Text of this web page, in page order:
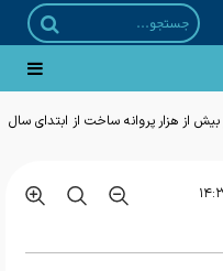
از هزار پروانه ساخت از ابتدای سال